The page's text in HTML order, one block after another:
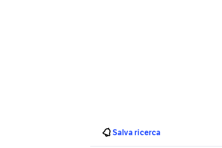
Salva ricerca